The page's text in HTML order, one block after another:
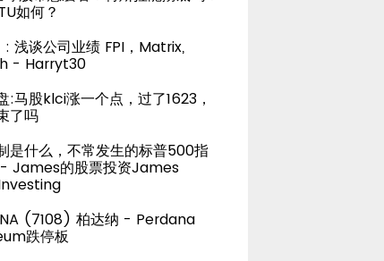
如何？
: 浅谈公司业绩 FPI，Matrix,
- Harryt30
:马股klci涨一个点，过了1623，
了吗
是什么，不常发生的标普500指
James的股票投资James
(7108) 柏达纳 - Perdana
跌停板